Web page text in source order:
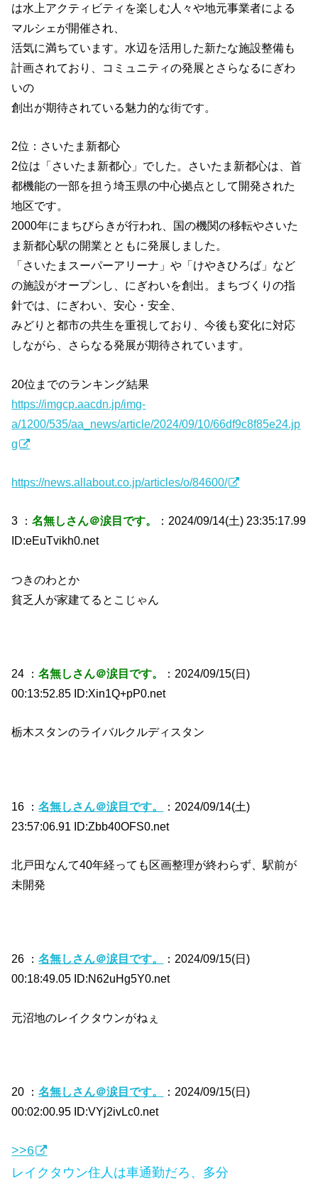
は水上アクティビティを楽しむ人々や地元事業者による
マルシェが開催され、
活気に満ちています。水辺を活用した新たな施設整備も
計画されており、コミュニティの発展とさらなるにぎわ
いの
創出が期待されている魅力的な街です。
2位：さいたま新都心
2位は「さいたま新都心」でした。さいたま新都心は、首
都機能の一部を担う埼玉県の中心拠点として開発された
地区です。
2000年にまちびらきが行われ、国の機関の移転やさいた
ま新都心駅の開業とともに発展しました。
「さいたまスーパーアリーナ」や「けやきひろば」など
の施設がオープンし、にぎわいを創出。まちづくりの指
針では、にぎわい、安心・安全、
みどりと都市の共生を重視しており、今後も変化に対応
しながら、さらなる発展が期待されています。
20位までのランキング結果
https://imgcp.aacdn.jp/img-
a/1200/535/aa_news/article/2024/09/10/66df9c8f85e24.jp
g
https://news.allabout.co.jp/articles/o/84600/
3 ：名無しさん＠涙目です。
：2024/09/14(土) 23:35:17.99
ID:eEuTvikh0.net
つきのわとか
貧乏人が家建てるとこじゃん
24 ：名無しさん＠涙目です。
：2024/09/15(日)
00:13:52.85 ID:Xin1Q+pP0.net
栃木スタンのライバルクルディスタン
16 ：名無しさん＠涙目です。
：2024/09/14(土)
23:57:06.91 ID:Zbb40OFS0.net
北戸田なんて40年経っても区画整理が終わらず、駅前が
未開発
26 ：名無しさん＠涙目です。
：2024/09/15(日)
00:18:49.05 ID:N62uHg5Y0.net
元沼地のレイクタウンがねぇ
20 ：名無しさん＠涙目です。
：2024/09/15(日)
00:02:00.95 ID:VYj2ivLc0.net
>>6
レイクタウン住人は車通勤だろ、多分